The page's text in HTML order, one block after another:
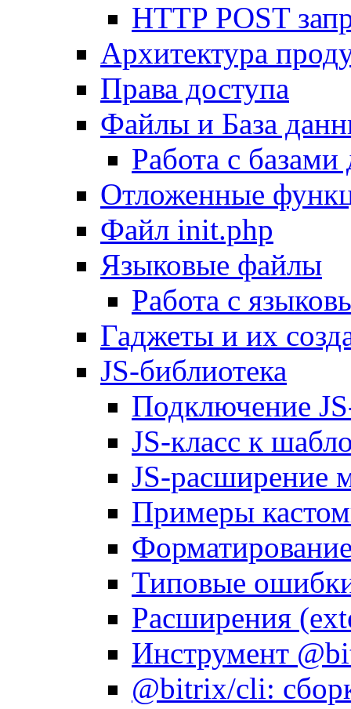
HTTP POST
Архитектура
Права доступа
Файлы и База
Работа с
Отложенные
Файл init.php
Языковые файлы
Работа с
Гаджеты и их
JS-библиотека
Подключение
JS-класс к
JS-расширение
Примеры
Типовые
Расширения
Инструмент
@bitrix/cli: